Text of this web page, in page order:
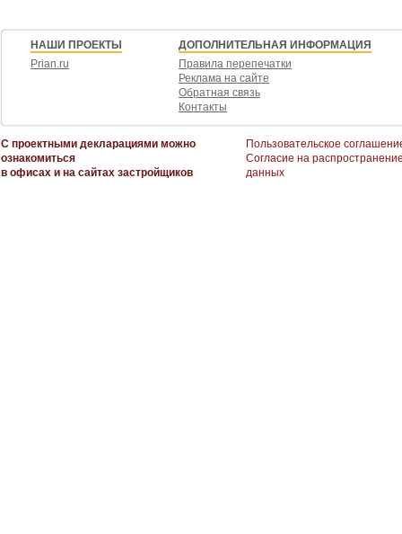
НАШИ ПРОЕКТЫ
Prian.ru
ДОПОЛНИТЕЛЬНАЯ ИНФОРМАЦИЯ
Правила перепечатки
Реклама на сайте
Обратная связь
Контакты
С проектными декларациями можно
ознакомиться
в офисах и на сайтах застройщиков
Пользовательское
Согласие на
данных